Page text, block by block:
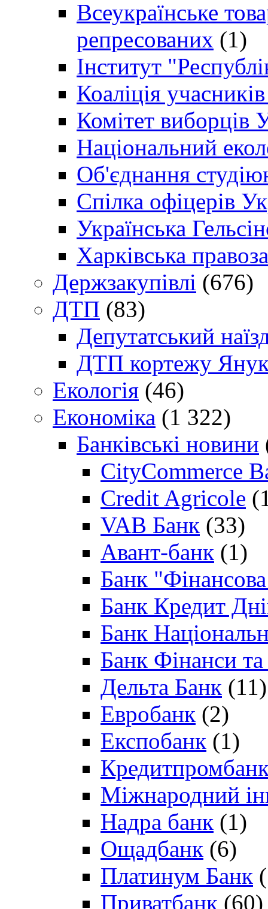
Всеукраїнське
репресованих (1)
Інститут
Коаліція
Комітет виборців
Національний
Об'єднання
Спілка офіцерів
Українська
Харківська
Держзакупівлі (676)
ДТП (83)
Депутатський
ДТП кортежу
Екологія (46)
Економіка (1 322)
Банківські новини
CityCommerce
Credit Agricole
VAB Банк (33)
Авант-банк (1)
Банк "Фінансова
Банк Кредит
Банк
Банк Фінанси
Дельта Банк (11)
Евробанк (2)
Експобанк (1)
Міжнародний
Надра банк (1)
Ощадбанк (6)
Платинум Банк
Приватбанк (60)